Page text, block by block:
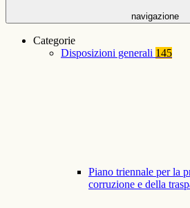
navigazione
Categorie
Disposizioni generali 145
Piano triennale per la
corruzione e della